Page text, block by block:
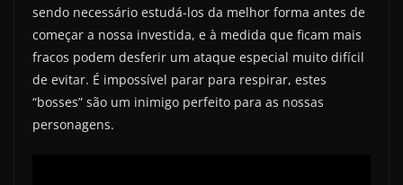
sendo necessário estudá-los da melhor forma antes de
começar a nossa investida, e à medida que ficam mais
fracos podem desferir um ataque especial muito difícil
de evitar. É impossível parar para respirar, estes
“bosses” são um inimigo perfeito para as nossas
personagens.